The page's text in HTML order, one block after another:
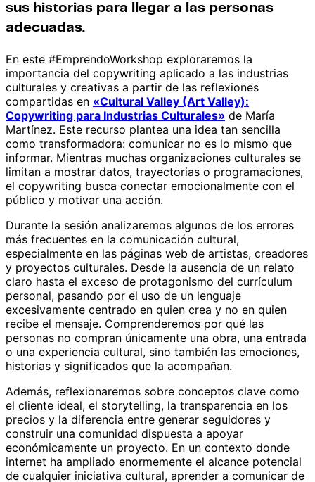
sus historias para llegar a las personas
adecuadas.
En este #EmprendoWorkshop exploraremos la
importancia del copywriting aplicado a las industrias
culturales y creativas a partir de las reflexiones
compartidas en «Cultural Valley (Art Valley):
Copywriting para Industrias Culturales» de María
Martínez. Este recurso plantea una idea tan sencilla
como transformadora: comunicar no es lo mismo que
informar. Mientras muchas organizaciones culturales se
limitan a mostrar datos, trayectorias o programaciones,
el copywriting busca conectar emocionalmente con el
público y motivar una acción.
Durante la sesión analizaremos algunos de los errores
más frecuentes en la comunicación cultural,
especialmente en las páginas web de artistas, creadores
y proyectos culturales. Desde la ausencia de un relato
claro hasta el exceso de protagonismo del currículum
personal, pasando por el uso de un lenguaje
excesivamente centrado en quien crea y no en quien
recibe el mensaje. Comprenderemos por qué las
personas no compran únicamente una obra, una entrada
o una experiencia cultural, sino también las emociones,
historias y significados que la acompañan.
Además, reflexionaremos sobre conceptos clave como
el cliente ideal, el storytelling, la transparencia en los
precios y la diferencia entre generar seguidores y
construir una comunidad dispuesta a apoyar
económicamente un proyecto. En un contexto donde
internet ha ampliado enormemente el alcance potencial
de cualquier iniciativa cultural, aprender a comunicar de